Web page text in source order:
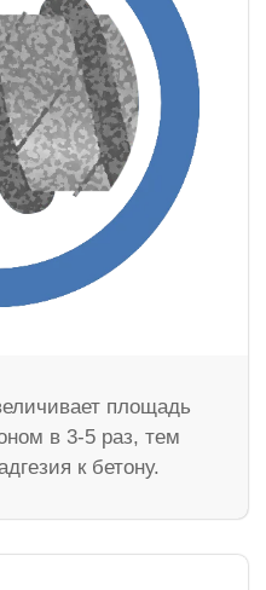
площадь
в 3-5 раз, тем
к бетону.